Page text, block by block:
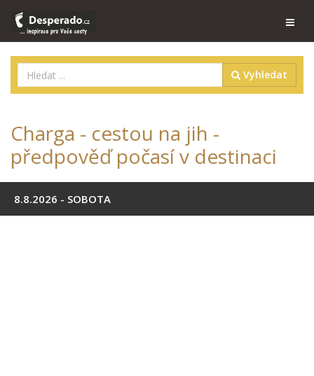
Vyhledat
Charga - cestou na jih -
předpověď počasí v destinaci
8.8.2026 - SOBOTA